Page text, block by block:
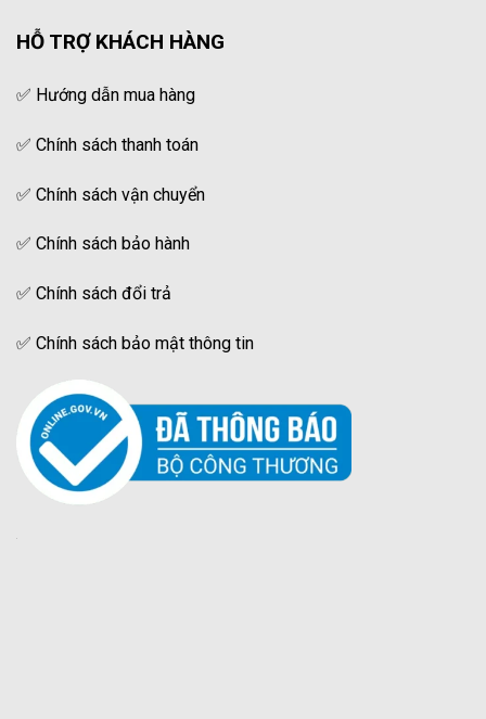
HỖ TRỢ KHÁCH HÀNG
✅ Hướng dẫn mua hàng
✅ Chính sách thanh toán
✅ Chính sách vận chuyển
✅ Chính sách bảo hành
✅ Chính sách đổi trả
✅ Chính sách bảo mật thông tin